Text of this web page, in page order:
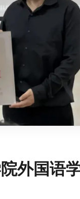
外国语